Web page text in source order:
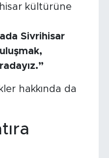
kültürüne
Sivrihisar
hakkında da